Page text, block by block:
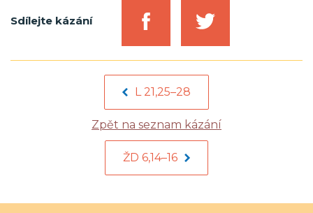
Sdílejte kázání
L 21,25–28
Zpět na seznam kázání
ŽD 6,14–16